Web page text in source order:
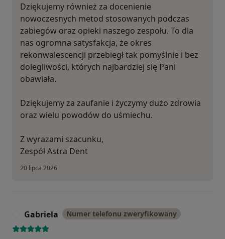
Dziękujemy również za docenienie
nowoczesnych metod stosowanych podczas
zabiegów oraz opieki naszego zespołu. To dla
nas ogromna satysfakcja, że okres
rekonwalescencji przebiegł tak pomyślnie i bez
dolegliwości, których najbardziej się Pani
obawiała.
Dziękujemy za zaufanie i życzymy dużo zdrowia
oraz wielu powodów do uśmiechu.
Z wyrazami szacunku,
Zespół Astra Dent
20 lipca 2026
Gabriela Numer telefonu zweryfikowany